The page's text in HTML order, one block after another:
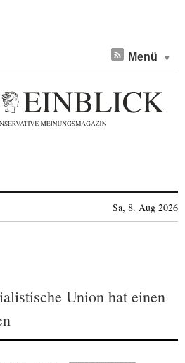
Menü
Sa, 8. Aug 2026
Union hat einen